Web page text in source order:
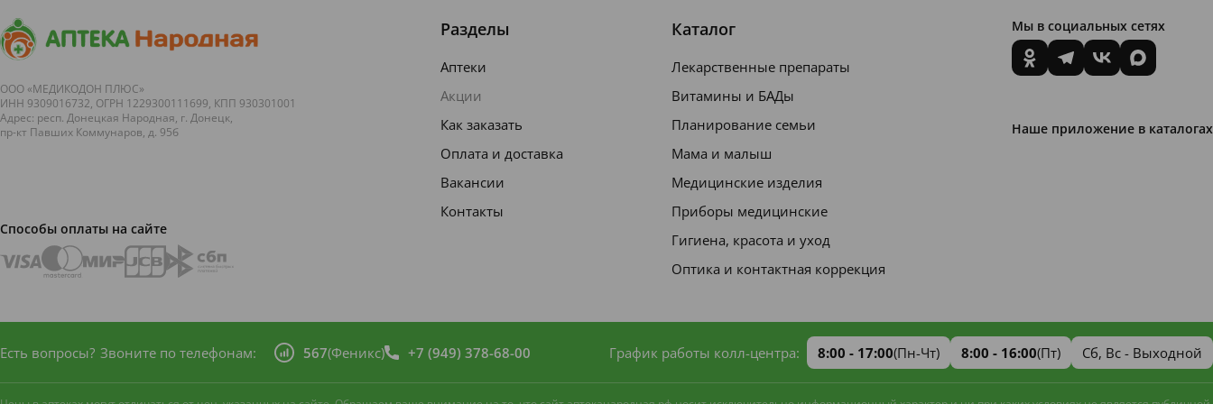
ООО «МЕДИКОДОН ПЛЮС»
ИНН 9309016732, ОГРН 1229300111699, КПП 930301001
Адрес: респ. Донецкая Народная, г. Донецк,
пр-кт Павших Коммунаров, д. 95б
Способы оплаты на сайте
Разделы
Аптеки
Акции
Как заказать
Оплата и доставка
Вакансии
Контакты
Каталог
Лекарственные препараты
Витамины и БАДы
Планирование семьи
Мама и малыш
Медицинские изделия
Приборы медицинские
Гигиена, красота и уход
Оптика и контактная коррекция
Мы в социальных сетях
Наше приложение в каталогах
Есть вопросы? Звоните по телефонам: 567(Феникс) +7 (949) 378-68-00 График работы колл-центра: 8:00 - 17:00(Пн-Чт) 8:00 - 16:00(Пт) Сб, Вс - Выходной